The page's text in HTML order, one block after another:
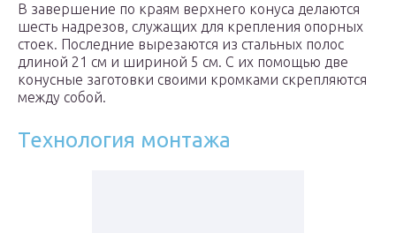
В завершение по краям верхнего конуса делаются
шесть надрезов, служащих для крепления опорных
стоек. Последние вырезаются из стальных полос
длиной 21 см и шириной 5 см. С их помощью две
конусные заготовки своими кромками скрепляются
между собой.
Технология монтажа